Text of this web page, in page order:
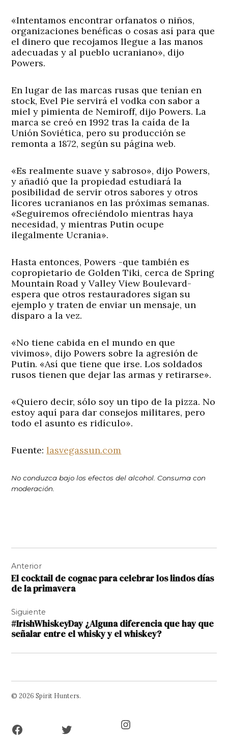
«Intentamos encontrar orfanatos o niños,
organizaciones benéficas o cosas así para que
el dinero que recojamos llegue a las manos
adecuadas y al pueblo ucraniano», dijo
Powers.
En lugar de las marcas rusas que tenían en
stock, Evel Pie servirá el vodka con sabor a
miel y pimienta de Nemiroff, dijo Powers. La
marca se creó en 1992 tras la caída de la
Unión Soviética, pero su producción se
remonta a 1872, según su página web.
«Es realmente suave y sabroso», dijo Powers,
y añadió que la propiedad estudiará la
posibilidad de servir otros sabores y otros
licores ucranianos en las próximas semanas.
«Seguiremos ofreciéndolo mientras haya
necesidad, y mientras Putin ocupe
ilegalmente Ucrania».
Hasta entonces, Powers -que también es
copropietario de Golden Tiki, cerca de Spring
Mountain Road y Valley View Boulevard-
espera que otros restauradores sigan su
ejemplo y traten de enviar un mensaje, un
disparo a la vez.
«No tiene cabida en el mundo en que
vivimos», dijo Powers sobre la agresión de
Putin. «Así que tiene que irse. Los soldados
rusos tienen que dejar las armas y retirarse».
«Quiero decir, sólo soy un tipo de la pizza. No
estoy aquí para dar consejos militares, pero
todo el asunto es ridículo».
Fuente: lasvegassun.com
No conduzca bajo los efectos del alcohol. Consuma con
moderación.
de
entradas
Anterior
El cocktail de cognac para celebrar los lindos días
de la primavera
Siguiente
#IrishWhiskeyDay ¿Alguna diferencia que hay que
señalar entre el whisky y el whiskey?
© 2026 Spirit Hunters.